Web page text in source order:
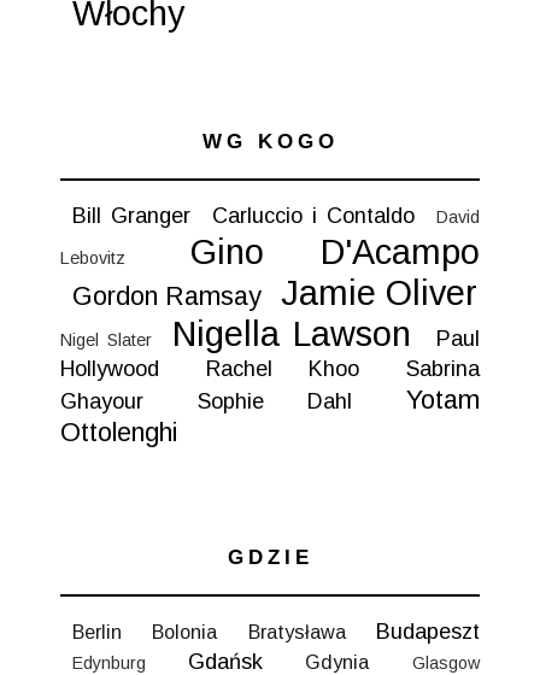
Włochy
WG KOGO
Bill Granger Carluccio i Contaldo David
Lebovitz Gino D'Acampo
Gordon Ramsay Jamie Oliver
Nigel Slater Nigella Lawson
Paul
Hollywood
Rachel Khoo
Sabrina
Ghayour
Sophie Dahl
Yotam
Ottolenghi
GDZIE
Berlin Bolonia Bratysława Budapeszt
Edynburg Gdańsk Gdynia
Glasgow